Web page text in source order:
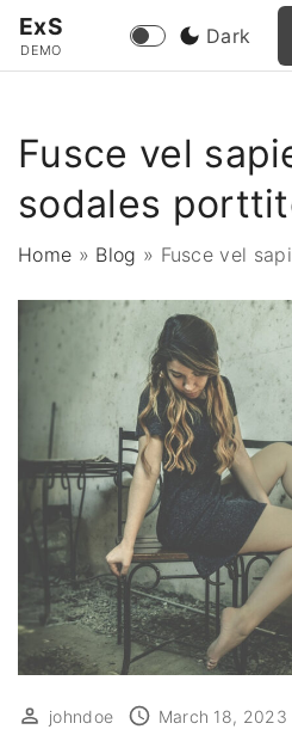
i
ExS
DEMO
Dark
Fusce vel
sodales
Home » Blog » Fusce vel
johndoe March 18, 2023